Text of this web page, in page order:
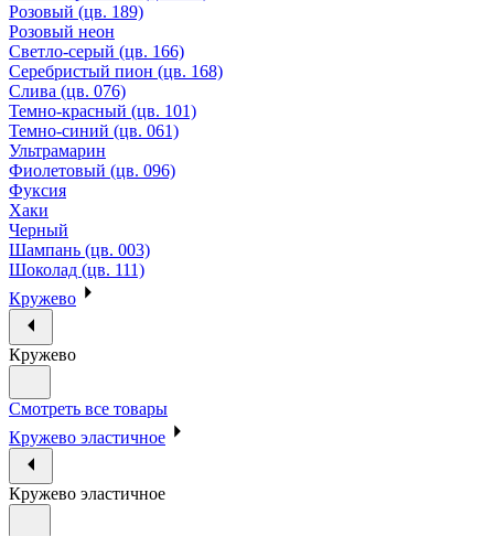
Розовый (цв. 189)
Розовый неон
Светло-серый (цв. 166)
Серебристый пион (цв. 168)
Слива (цв. 076)
Темно-красный (цв. 101)
Темно-синий (цв. 061)
Ультрамарин
Фиолетовый (цв. 096)
Фуксия
Хаки
Черный
Шампань (цв. 003)
Шоколад (цв. 111)
Кружево
Кружево
Смотреть все товары
Кружево эластичное
Кружево эластичное